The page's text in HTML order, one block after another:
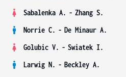
Sabalenka A. - Zhang S.
Norrie C. - De Minaur A.
Golubic V. - Swiatek I.
Larwig N. - Beckley A.